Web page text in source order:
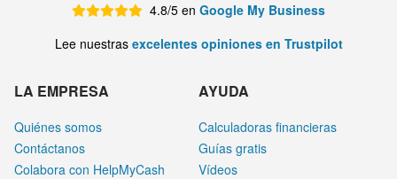
4.8/5 en Google My Business
Lee nuestras excelentes opiniones en Trustpilot
LA EMPRESA
Quiénes somos
Contáctanos
Colabora con HelpMyCash
AYUDA
Calculadoras financieras
Guías gratis
Vídeos